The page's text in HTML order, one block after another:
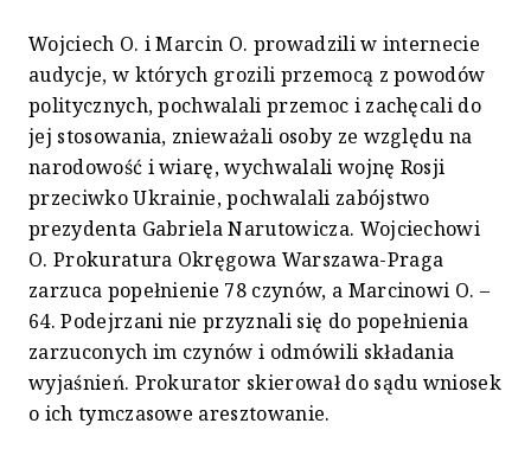
Wojciech O. i Marcin O. prowadzili w internecie
audycje, w których grozili przemocą z powodów
politycznych, pochwalali przemoc i zachęcali do
jej stosowania, znieważali osoby ze względu na
narodowość i wiarę, wychwalali wojnę Rosji
przeciwko Ukrainie, pochwalali zabójstwo
prezydenta Gabriela Narutowicza. Wojciechowi
O. Prokuratura Okręgowa Warszawa-Praga
zarzuca popełnienie 78 czynów, a Marcinowi O. –
64. Podejrzani nie przyznali się do popełnienia
zarzuconych im czynów i odmówili składania
wyjaśnień. Prokurator skierował do sądu wniosek
o ich tymczasowe aresztowanie.